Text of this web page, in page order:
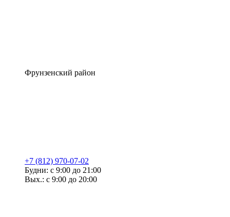
Фрунзенский район
+7 (812) 970-07-02
Будни: с 9:00 до 21:00
Вых.: с 9:00 до 20:00